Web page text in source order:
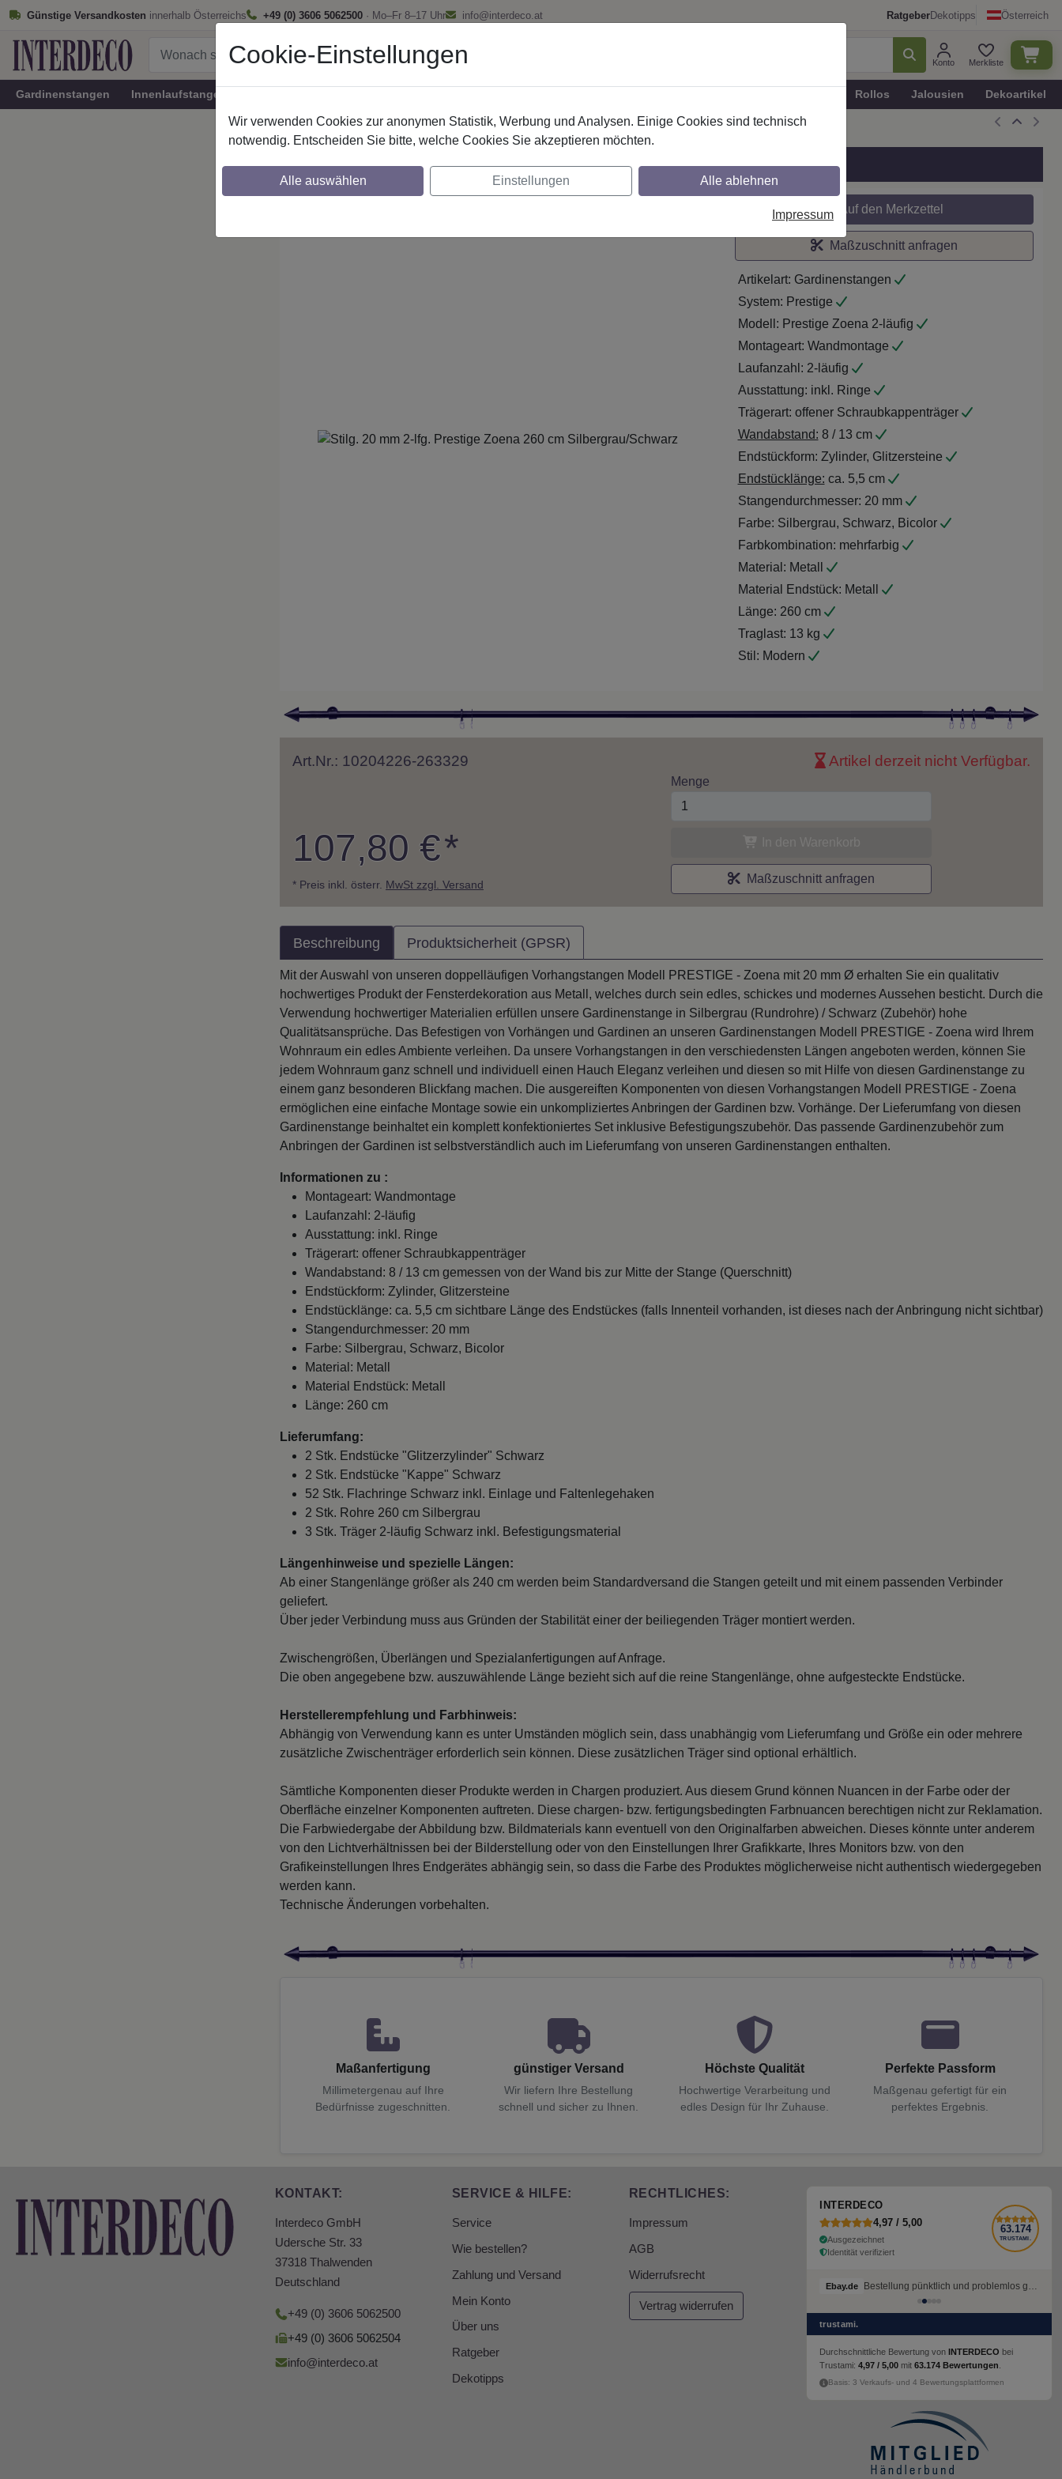
Günstige Versandkosten innerhalb Österreichs +49 (0) 3606 5062500 · Mo–Fr 8–17 Uhr info@interdeco.at RatgeberDekotipps Österreich
Konto Merkliste
Gardinenstangen Innenlaufstangen Rollos Jalousien Dekoartikel
Stilg. 20 mm 2-lfg. Prestige Zoena 260 cm Silbergrau/Schwarz
Maßzuschnitt möglich
Auf den Merkzettel
Maßzuschnitt anfragen
Artikelart: Gardinenstangen
System: Prestige
Modell: Prestige Zoena 2-läufig
Montageart: Wandmontage
Laufanzahl: 2-läufig
Ausstattung: inkl. Ringe
Trägerart: offener Schraubkappenträger
Wandabstand: 8 / 13 cm
Endstückform: Zylinder, Glitzersteine
Endstücklänge: ca. 5,5 cm
Stangendurchmesser: 20 mm
Farbe: Silbergrau, Schwarz, Bicolor
Farbkombination: mehrfarbig
Material: Metall
Material Endstück: Metall
Länge: 260 cm
Traglast: 13 kg
Stil: Modern
Art.Nr.: 10204226-263329 Artikel derzeit nicht Verfügbar.
107,80 €*
* Preis inkl. österr. MwSt zzgl. Versand
Menge
Maßzuschnitt anfragen
Beschreibung Produktsicherheit (GPSR)
Mit der Auswahl von unseren doppelläufigen Vorhangstangen Modell PRESTIGE - Zoena mit 20 mm Ø erhalten Sie ein qualitativ
hochwertiges Produkt der Fensterdekoration aus Metall, welches durch sein edles, schickes und modernes Aussehen besticht. Durch die
Verwendung hochwertiger Materialien erfüllen unsere Gardinenstange in Silbergrau (Rundrohre) / Schwarz (Zubehör) hohe
Qualitätsansprüche. Das Befestigen von Vorhängen und Gardinen an unseren Gardinenstangen Modell PRESTIGE - Zoena wird Ihrem
Wohnraum ein edles Ambiente verleihen. Da unsere Vorhangstangen in den verschiedensten Längen angeboten werden, können Sie
jedem Wohnraum ganz schnell und individuell einen Hauch Eleganz verleihen und diesen so mit Hilfe von diesen Gardinenstange zu
einem ganz besonderen Blickfang machen. Die ausgereiften Komponenten von diesen Vorhangstangen Modell PRESTIGE - Zoena
ermöglichen eine einfache Montage sowie ein unkompliziertes Anbringen der Gardinen bzw. Vorhänge. Der Lieferumfang von diesen
Gardinenstange beinhaltet ein komplett konfektioniertes Set inklusive Befestigungszubehör. Das passende Gardinenzubehör zum
Anbringen der Gardinen ist selbstverständlich auch im Lieferumfang von unseren Gardinenstangen enthalten.
Informationen zu :
Montageart: Wandmontage
Laufanzahl: 2-läufig
Ausstattung: inkl. Ringe
Trägerart: offener Schraubkappenträger
Wandabstand: 8 / 13 cm gemessen von der Wand bis zur Mitte der Stange (Querschnitt)
Endstückform: Zylinder, Glitzersteine
Endstücklänge: ca. 5,5 cm sichtbare Länge des Endstückes (falls Innenteil vorhanden, ist dieses nach der Anbringung nicht sichtbar)
Stangendurchmesser: 20 mm
Farbe: Silbergrau, Schwarz, Bicolor
Material: Metall
Material Endstück: Metall
Länge: 260 cm
Lieferumfang:
2 Stk. Endstücke "Glitzerzylinder" Schwarz
2 Stk. Endstücke "Kappe" Schwarz
52 Stk. Flachringe Schwarz inkl. Einlage und Faltenlegehaken
2 Stk. Rohre 260 cm Silbergrau
3 Stk. Träger 2-läufig Schwarz inkl. Befestigungsmaterial
Längenhinweise und spezielle Längen:
Ab einer Stangenlänge größer als 240 cm werden beim Standardversand die Stangen geteilt und mit einem passenden Verbinder
geliefert.
Über jeder Verbindung muss aus Gründen der Stabilität einer der beiliegenden Träger montiert werden.
Zwischengrößen, Überlängen und Spezialanfertigungen auf Anfrage.
Die oben angegebene bzw. auszuwählende Länge bezieht sich auf die reine Stangenlänge, ohne aufgesteckte Endstücke.
Herstellerempfehlung und Farbhinweis:
Abhängig von Verwendung kann es unter Umständen möglich sein, dass unabhängig vom Lieferumfang und Größe ein oder mehrere
zusätzliche Zwischenträger erforderlich sein können. Diese zusätzlichen Träger sind optional erhältlich.
Sämtliche Komponenten dieser Produkte werden in Chargen produziert. Aus diesem Grund können Nuancen in der Farbe oder der
Oberfläche einzelner Komponenten auftreten. Diese chargen- bzw. fertigungsbedingten Farbnuancen berechtigen nicht zur Reklamation.
Die Farbwiedergabe der Abbildung bzw. Bildmaterials kann eventuell von den Originalfarben abweichen. Dieses könnte unter anderem
von den Lichtverhältnissen bei der Bilderstellung oder von den Einstellungen Ihrer Grafikkarte, Ihres Monitors bzw. von den
Grafikeinstellungen Ihres Endgerätes abhängig sein, so dass die Farbe des Produktes möglicherweise nicht authentisch wiedergegeben
werden kann.
Technische Änderungen vorbehalten.
Maßanfertigung
Millimetergenau auf Ihre
Bedürfnisse zugeschnitten.
günstiger Versand
Wir liefern Ihre Bestellung
schnell und sicher zu Ihnen.
Höchste Qualität
Hochwertige Verarbeitung und
edles Design für Ihr Zuhause.
Perfekte Passform
Maßgenau gefertigt für ein
perfektes Ergebnis.
KONTAKT:
Interdeco GmbH
Udersche Str. 33
37318 Thalwenden
Deutschland
+49 (0) 3606 5062500
+49 (0) 3606 5062504
info@interdeco.at
SERVICE & HILFE:
Service
Wie bestellen?
Zahlung und Versand
Mein Konto
Über uns
Ratgeber
Dekotipps
RECHTLICHES:
Impressum
AGB
Widerrufsrecht
Vertrag widerrufen
INTERDECO
4,97 / 5,00
Ausgezeichnet
Identität verifiziert
63.174
TRUSTAMI.
Ebay.de Bestellung pünktlich und problemlos geliefert
Ebay.de Bestellung pünktlich und problemlos geliefert
trustami.
Durchschnittliche Bewertung von INTERDECO bei
Trustami: 4,97 / 5,00 mit 63.174 Bewertungen
Basis: 3 Verkaufs- und 4 Bewertungsplattformen
Cookie-Einstellungen
Wir verwenden Cookies zur anonymen Statistik, Werbung und Analysen. Einige Cookies sind technisch
notwendig. Entscheiden Sie bitte, welche Cookies Sie akzeptieren möchten.
Alle auswählen Einstellungen Alle ablehnen
Impressum